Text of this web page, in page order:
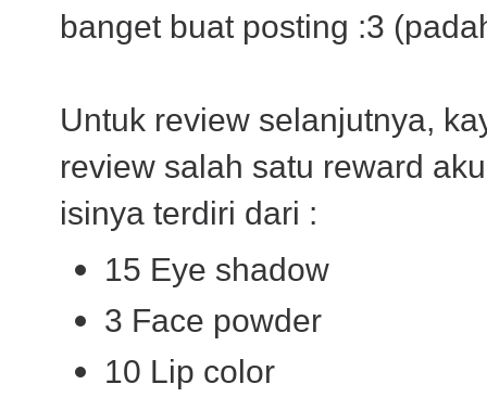
banget buat posting :3
Untuk review selanjutnya,
review salah satu reward
isinya terdiri dari :
15 Eye shadow
3 Face powder
10 Lip color